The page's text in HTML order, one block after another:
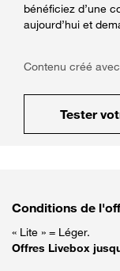
bénéficiez d’une
aujourd’hui et
Contenu créé
Tester
Conditions de
« Lite » = Léger.
Offres Livebox